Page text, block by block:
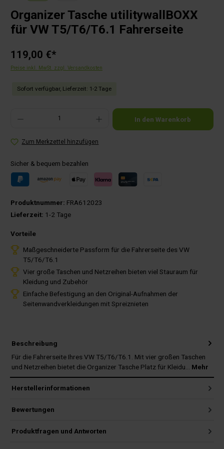
Organizer Tasche utilitywallBOXX
für VW T5/T6/T6.1 Fahrerseite
119,00 €*
Preise inkl. MwSt. zzgl. Versandkosten
Sofort verfügbar, Lieferzeit: 1-2 Tage
Produkt Anzahl: Gib den gewünschten Wert ein oder benutze die Schaltflächen um die
In den Warenkorb
Zum Merkzettel hinzufügen
Sicher & bequem bezahlen
Produktnummer: FRA612023
Lieferzeit: 1-2 Tage
Vorteile
Maßgeschneiderte Passform für die Fahrerseite des VW
T5/T6/T6.1
Vier große Taschen und Netzreihen bieten viel Stauraum für
Kleidung und Zubehör
Einfache Befestigung an den Original-Aufnahmen der
Seitenwandverkleidungen mit Spreiznieten
Beschreibung
Für die Fahrerseite Ihres VW T5/T6/T6.1. Mit vier großen Taschen
und Netzreihen bietet die Organizer Tasche Platz für Kleidu… Mehr
Herstellerinformationen
Bewertungen
Produktfragen und Antworten